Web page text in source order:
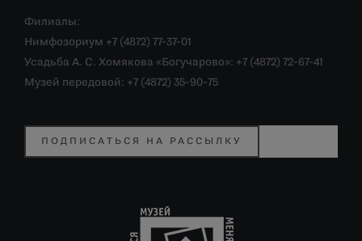
Филиалы:
Нимфозориум +7 (4872) 77-37-01
Усадьба А. С. Хомякова «Богучарово»: +7 (4872) 72-67-41
Музей передовой: +7 (4872) 35-90-75
ПОДПИСАТЬСЯ НА РАССЫЛКУ